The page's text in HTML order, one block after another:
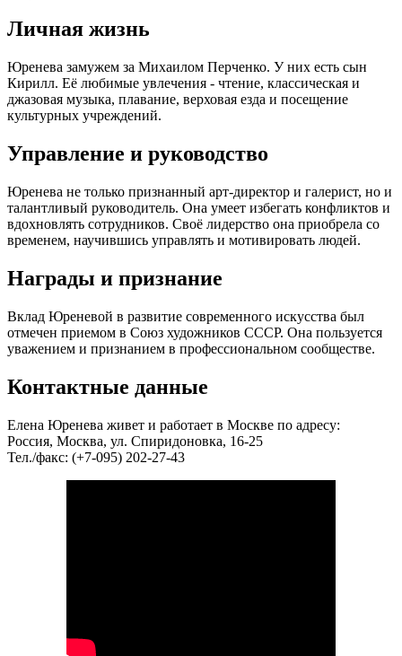
Личная жизнь
Юренева замужем за Михаилом Перченко. У них есть сын
Кирилл. Её любимые увлечения - чтение, классическая и
джазовая музыка, плавание, верховая езда и посещение
культурных учреждений.
Управление и руководство
Юренева не только признанный арт-директор и галерист, но и
талантливый руководитель. Она умеет избегать конфликтов и
вдохновлять сотрудников. Своё лидерство она приобрела со
временем, научившись управлять и мотивировать людей.
Награды и признание
Вклад Юреневой в развитие современного искусства был
отмечен приемом в Союз художников СССР. Она пользуется
уважением и признанием в профессиональном сообществе.
Контактные данные
Елена Юренева живет и работает в Москве по адресу:
Россия, Москва, ул. Спиридоновка, 16-25
Тел./факс: (+7-095) 202-27-43